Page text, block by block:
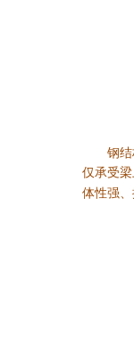
钢
仅承受
体性强